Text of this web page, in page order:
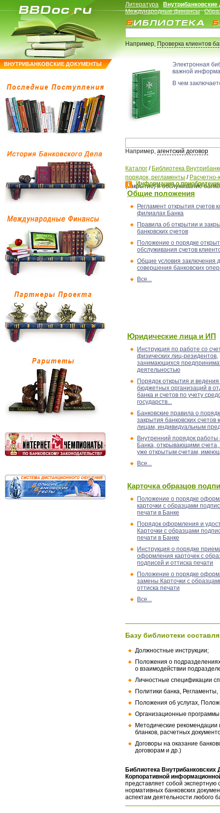
ВНУТРИБАНКОВСКИЕ ДОКУМЕНТЫ
Литература
Международные финансы
Например,Проверка клиентов
Электронная
важной
В чем
Например, агентский договор
Каталог / Библиотека
порядок, регламенты /
(закрытие) и обслуживание
Информация о
Общие положения
Регламент открытия счетов
филиалах Банка
Правила об открытии и
банковских счетов
Положение о порядке
обслуживания счетов
Общие условия заключения
совершения банковских
Все...
Юридические лица и ИП
Инструкция по работе со
физических лиц-резидентов,
занимающихся
деятельностью
Порядок открытия и ведения
бюджетных организаций в
банка и счетов по учету
государств...
Банковские правила о
закрытия банковских счетов
лицам, индивидуальным
Внутренний порядок работы
Банка, открывающими счета,
уже открытым счетам,
Все...
Карточка образцов
Положение о порядке
карточки с образцами
печати в Банке
Порядок оформления и
Карточки с образцами
печати в Банке
Инструкция о порядке
оформления карточек с
подписей и оттиска печати
Положение о порядке
замены Карточки с
оттиска печати
Все...
Базу библиотеки
Должностные инструкции;
Положения о
о взаимодействии
Личностные спецификации
Политики банка,
Положения об услугах,
Организационные
Методические
бланков, расчетных
Договоры на оказание
договорам и др.)
Библиотека
Корпоративной
представляет собой экспертную
нормативных банковских
аспектам деятельности любого